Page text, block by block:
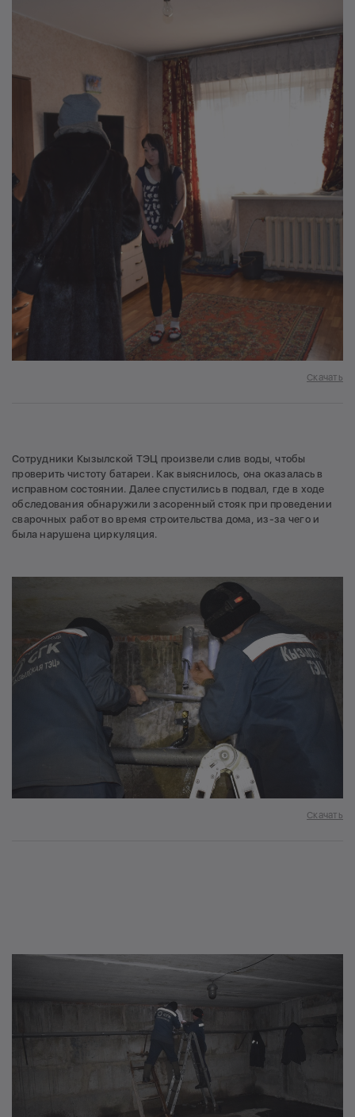
Скачать
Сотрудники Кызылской ТЭЦ произвели слив воды, чтобы
проверить чистоту батареи. Как выяснилось, она оказалась в
исправном состоянии. Далее спустились в подвал, где в ходе
обследования обнаружили засоренный стояк при проведении
сварочных работ во время строительства дома, из-за чего и
была нарушена циркуляция.
Скачать